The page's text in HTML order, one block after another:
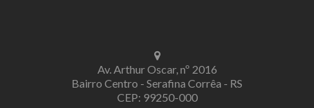
Av. Arthur Oscar, nº 2016
Bairro Centro - Serafina Corrêa - RS
CEP: 99250-000